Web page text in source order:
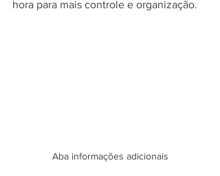
hora para mais controle e organização.
Aba informações adicionais